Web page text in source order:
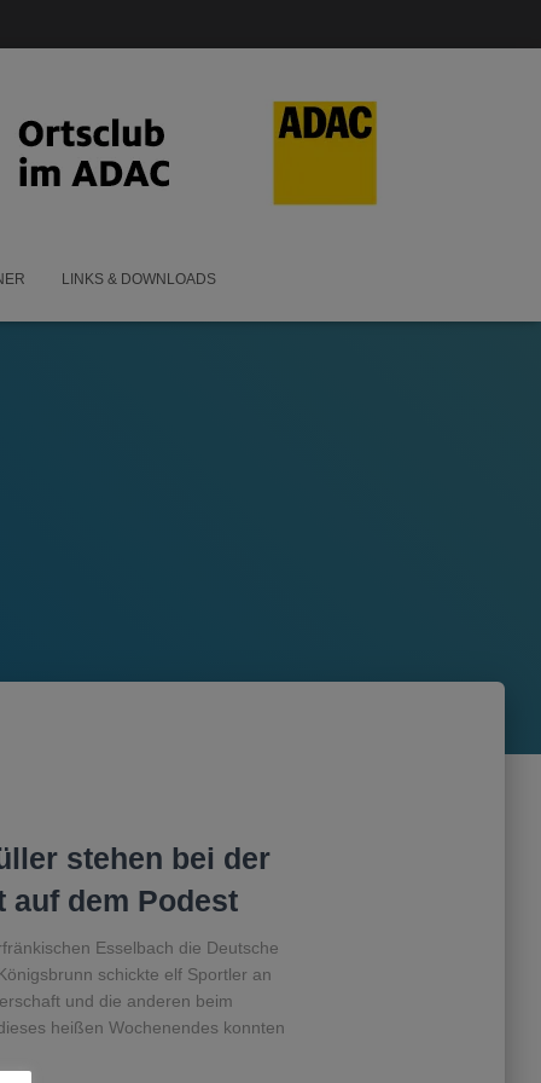
LINKS & DOWNLOADS
stehen bei der
auf dem Podest
Esselbach die Deutsche
schickte elf Sportler an
und die anderen beim
heißen Wochenendes konnten